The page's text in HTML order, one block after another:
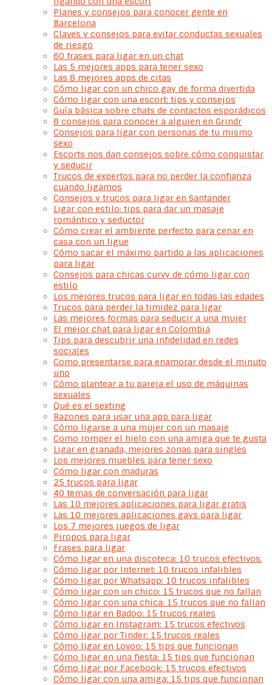
Planes y consejos para conocer gente en
Barcelona
Claves y consejos para evitar conductas sexuales
de riesgo
60 frases para ligar en un chat
Las 5 mejores apps para tener sexo
Las 8 mejores apps de citas
Cómo ligar con un chico gay de forma divertida
Cómo ligar con una escort: tips y consejos
Guía básica sobre chats de contactos esporádicos
8 consejos para conocer a alguien en Grindr
Consejos para ligar con personas de tu mismo
sexo
Escorts nos dan consejos sobre cómo conquistar
y seducir
Trucos de expertos para no perder la confianza
cuando ligamos
Consejos y trucos para ligar en Santander
Ligar con estilo: tips para dar un masaje
romántico y seductor
Cómo crear el ambiente perfecto para cenar en
casa con un ligue
Cómo sacar el máximo partido a las aplicaciones
para ligar
Consejos para chicas curvy de cómo ligar con
estilo
Los mejores trucos para ligar en todas las edades
Trucos para perder la timidez para ligar
Las mejores formas para seducir a una mujer
El mejor chat para ligar en Colombia
Tips para descubrir una infidelidad en redes
sociales
Como presentarse para enamorar desde el minuto
uno
Cómo plantear a tu pareja el uso de máquinas
sexuales
Qué es el sexting
Razones para usar una app para ligar
Cómo ligarse a una mujer con un masaje
Como romper el hielo con una amiga que te gusta
Ligar en granada, mejores zonas para singles
Los mejores muebles para tener sexo
Cómo ligar con maduras
25 trucos para ligar
40 temas de conversación para ligar
Las 10 mejores aplicaciones para ligar gratis
Las 10 mejores aplicaciones gays para ligar
Los 7 mejores juegos de ligar
Piropos para ligar
Frases para ligar
Cómo ligar en una discoteca: 10 trucos efectivos.
Cómo ligar por Internet: 10 trucos infalibles
Cómo ligar por Whatsapp: 10 trucos infalibles
Cómo ligar con un chico: 15 trucos que no fallan
Cómo ligar con una chica: 15 trucos que no fallan
Cómo ligar en Badoo: 15 trucos reales
Cómo ligar en Instagram: 15 trucos efectivos
Cómo ligar por Tinder: 15 trucos reales
Cómo ligar en Lovoo: 15 tips que funcionan
Cómo ligar en una fiesta: 15 tips que funcionan
Cómo ligar por Facebook: 15 trucos efectivos
Cómo ligar con una amiga: 15 tips que funcionan